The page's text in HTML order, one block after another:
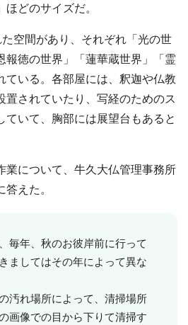
どのサイズだ。
空間があり、それぞれ「光の世
報徳の世界」「蓮華蔵世界」「霊
ている。各部屋には、釈迦や仏教
置されていたり、写経のためのス
ていて、胸部には展望台もあると
業について、牛久大仏管理事務所
えた。
毎年、秋のお彼岸前に行って
ましてはその年によって異な
汚れ場所によって、清掃場所
画像での目から下りて清掃す